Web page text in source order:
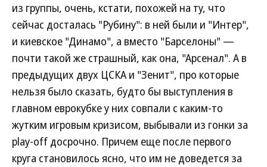
из группы, очень, кстати, похожей на ту, что
сейчас досталась "Рубину": в ней были и "Интер",
и киевское "Динамо", а вместо "Барселоны" —
почти такой же страшный, как она, "Арсенал". А в
предыдущих двух ЦСКА и "Зенит", про которые
нельзя было сказать, будто бы выступления в
главном еврокубке у них совпали с каким-то
жутким игровым кризисом, выбывали из гонки за
play-off досрочно. Причем еще после первого
круга становилось ясно, что им не доведется за